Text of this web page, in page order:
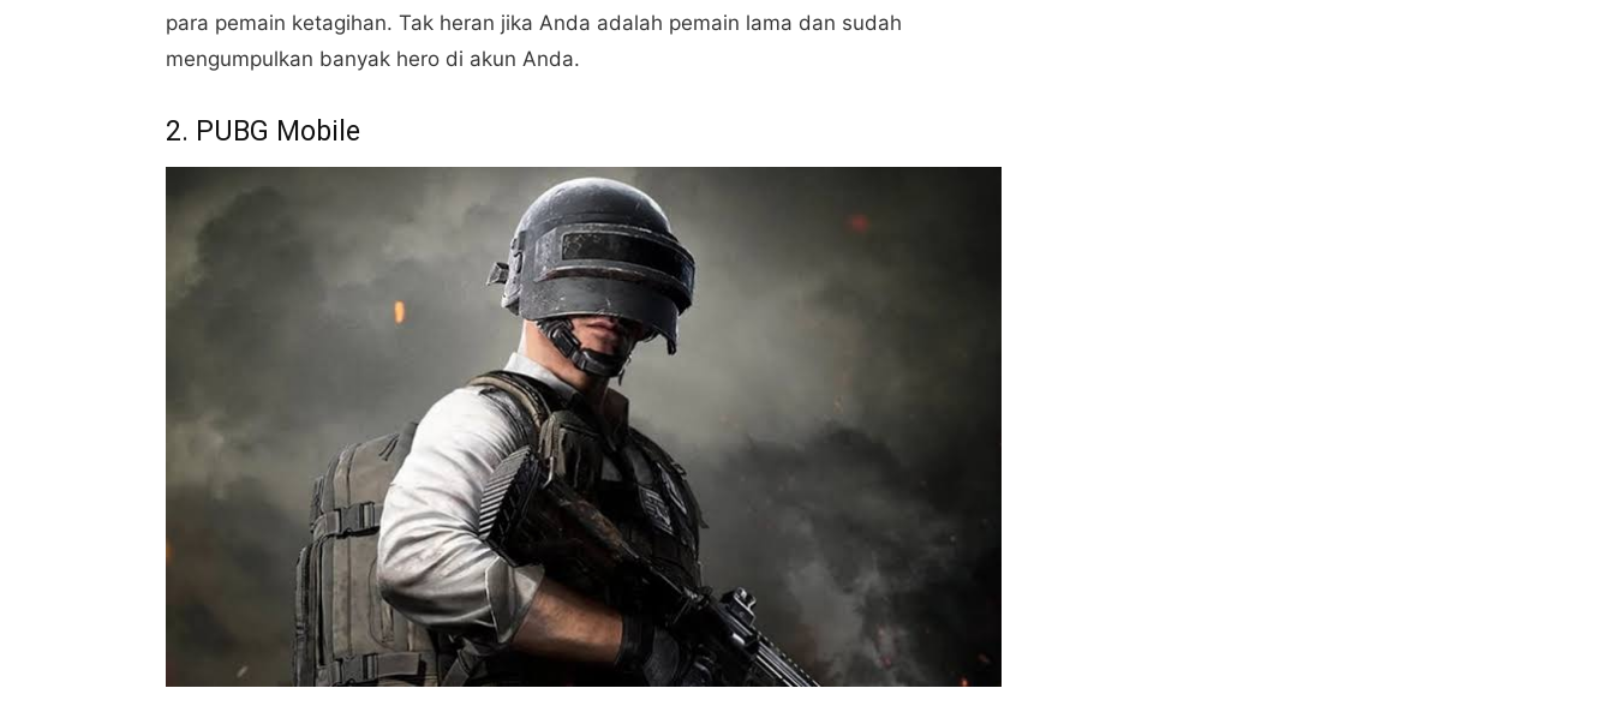
para pemain ketagihan. Tak heran jika Anda adalah pemain lama dan sudah
mengumpulkan banyak hero di akun Anda.
2. PUBG Mobile